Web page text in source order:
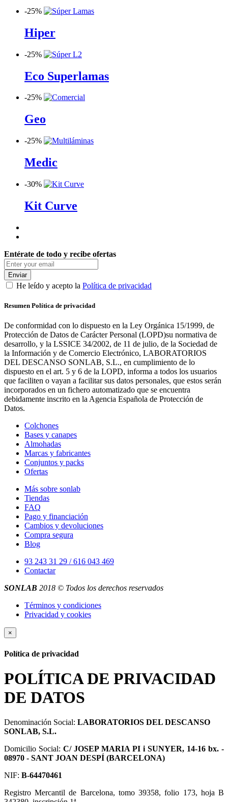
-25%
Hiper
-25%
Eco Superlamas
-25%
Geo
-25%
Medic
-30%
Kit Curve
Entérate de todo y recibe ofertas
Enviar
He leído y acepto la Política de privacidad
Resumen Política de privacidad
De conformidad con lo dispuesto en la Ley Orgánica 15/1999, de
Protección de Datos de Carácter Personal (LOPD)su normativa de
desarrollo, y la LSSICE 34/2002, de 11 de julio, de la Sociedad de
la Información y de Comercio Electrónico, LABORATORIOS
DEL DESCANSO SONLAB, S.L., en cumplimiento de lo
dispuesto en el art. 5 y 6 de la LOPD, informa a todos los usuarios
que faciliten o vayan a facilitar sus datos personales, que estos serán
incorporados en un fichero automatizado que se encuentra
debidamente inscrito en la Agencia Española de Protección de
Datos.
Colchones
Bases y canapes
Almohadas
Marcas y fabricantes
Conjuntos y packs
Ofertas
Más sobre sonlab
Tiendas
FAQ
Pago y financiación
Cambios y devoluciones
Compra segura
Blog
93 243 31 29 / 616 043 469
Contactar
SONLAB 2018 © Todos los derechos reservados
Términos y condiciones
Privacidad y cookies
×
Política de privacidad
POLÍTICA DE PRIVACIDAD
DE DATOS
Denominación Social: LABORATORIOS DEL DESCANSO
SONLAB, S.L.
Domicilio Social: C/ JOSEP MARIA PI i SUNYER, 14-16 bx. -
08970 - SANT JOAN DESPÍ (BARCELONA)
NIF: B-64470461
Registro Mercantil de Barcelona, tomo 39358, folio 173, hoja B